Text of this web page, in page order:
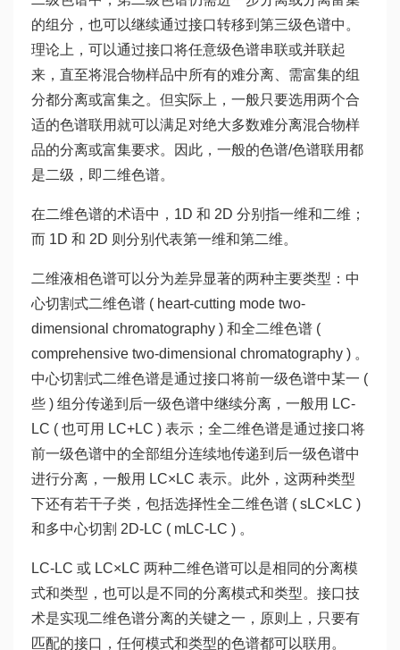
的组分，也可以继续通过接口转移到第三级色谱中。
理论上，可以通过接口将任意级色谱串联或并联起
来，直至将混合物样品中所有的难分离、需富集的组
分都分离或富集之。但实际上，一般只要选用两个合
适的色谱联用就可以满足对绝大多数难分离混合物样
品的分离或富集要求。因此，一般的色谱/色谱联用都
是二级，即二维色谱。
在二维色谱的术语中，1D 和 2D 分别指一维和二维；
而 1D 和 2D 则分别代表第一维和第二维。
二维液相色谱可以分为差异显著的两种主要类型：中
心切割式二维色谱 ( heart-cutting mode two-
dimensional chromatography ) 和全二维色谱 (
comprehensive two-dimensional chromatography ) 。
中心切割式二维色谱是通过接口将前一级色谱中某一 (
些 ) 组分传递到后一级色谱中继续分离，一般用 LC-
LC ( 也可用 LC+LC ) 表示；全二维色谱是通过接口将
前一级色谱中的全部组分连续地传递到后一级色谱中
进行分离，一般用 LC×LC 表示。此外，这两种类型
下还有若干子类，包括选择性全二维色谱 ( sLC×LC )
和多中心切割 2D-LC ( mLC-LC ) 。
LC-LC 或 LC×LC 两种二维色谱可以是相同的分离模
式和类型，也可以是不同的分离模式和类型。接口技
术是实现二维色谱分离的关键之一，原则上，只要有
匹配的接口，任何模式和类型的色谱都可以联用。